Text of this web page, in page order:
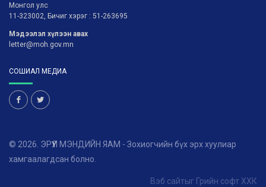
Монгол улс
11-323002, Бичиг хэрэг : 51-263695
Мэдээлэл хүлээн авах
letter@moh.gov.mn
СОШИАЛ МЕДИА
© 2026. ЭРҮҮЛ МЭНДИЙН ЯАМ - Зохиогчийн бүх эрх хуулиар
хамгаалагдсан болно.
Вэб сайтыг Грийн софт ХХК